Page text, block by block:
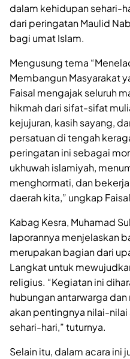
dalam kehidupan sehari-
dari peringatan Maulid
bagi umat Islam.
Mengusung tema
Membangun Masyarakat
Faisal mengajak seluruh
hikmah dari sifat-sifat
kejujuran, kasih sayang,
persatuan di tengah
peringatan ini sebagai
ukhuwah islamiyah,
menghormati, dan
daerah kita,” ungkap
Kabag Kesra, Muhamad
laporannya menjelaskan
merupakan bagian dari
Langkat untuk
religius. “Kegiatan ini
hubungan antarwarga
akan pentingnya nilai-
sehari-hari,” tuturnya.
Selain itu, dalam acara ini